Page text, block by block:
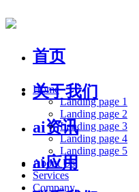
首页
关于我们
ai资讯
ai应用
Home
Landing page 1
Landing page 2
Landing page 3
Landing page 4
Landing page 5
About Us
Services
Company